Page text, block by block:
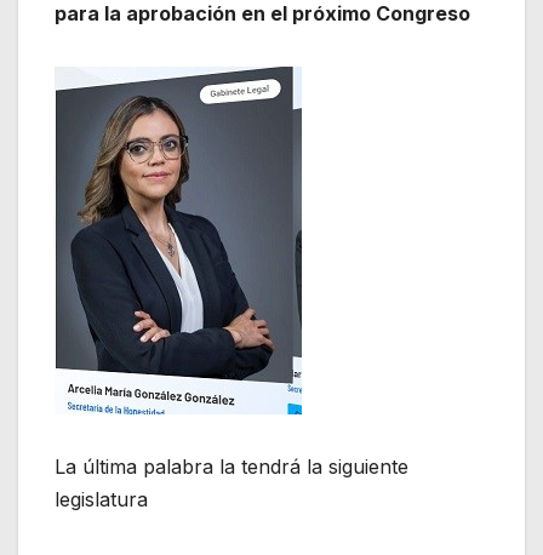
para la aprobación en el próximo Congreso
La última palabra la tendrá la siguiente
legislatura